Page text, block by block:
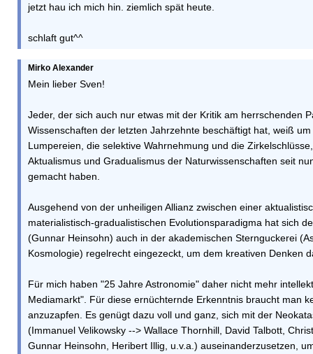
jetzt hau ich mich hin. ziemlich spät heute.
schlaft gut^^
Mirko Alexander
Mein lieber Sven!
Jeder, der sich auch nur etwas mit der Kritik am herrschenden
Wissenschaften der letzten Jahrzehnte beschäftigt hat, weiß
Lumpereien, die selektive Wahrnehmung und die
Aktualismus und Gradualismus der Naturwissenschaften seit
gemacht haben.
Ausgehend von der unheiligen Allianz zwischen einer
materialistisch-gradualistischen Evolutionsparadigma hat sich
(Gunnar Heinsohn) auch in der akademischen Sternguckerei
Kosmologie) regelrecht eingezeckt, um dem kreativen Denken
Für mich haben "25 Jahre Astronomie" daher nicht mehr
Mediamarkt". Für diese ernüchternde Erkenntnis braucht man
anzuzapfen. Es genügt dazu voll und ganz, sich mit der
(Immanuel Velikowsky --> Wallace Thornhill, David Talbott,
Gunnar Heinsohn, Heribert Illig, u.v.a.) auseinanderzusetzen,